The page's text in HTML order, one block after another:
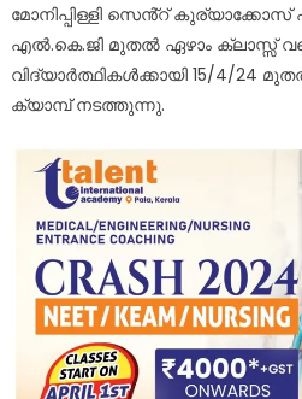
മോനിപ്പിള്ളി സെൻ്റ് കുര്യാക്കോസ്
എൽ.കെ.ജി മുതൽ ഏഴാം ക്ലാസ്സ്
വിദ്യാർത്ഥികൾക്കായി 15/4/24
ക്യാമ്പ് നടത്തുന്നു.